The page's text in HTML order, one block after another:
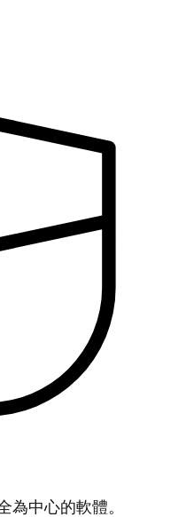
為中心的軟體。